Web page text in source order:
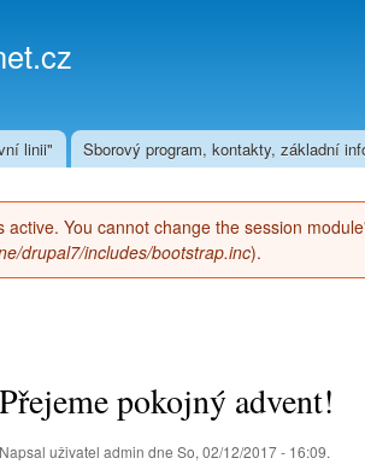
linii" Sborový program, kontakty, základní
active. You cannot change the session
drupal7/includes/bootstrap.inc).
Přejeme pokojný advent!
Napsal uživatel admin dne So, 02/12/2017 - 16:09.